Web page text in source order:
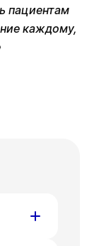
пациентам
каждому,